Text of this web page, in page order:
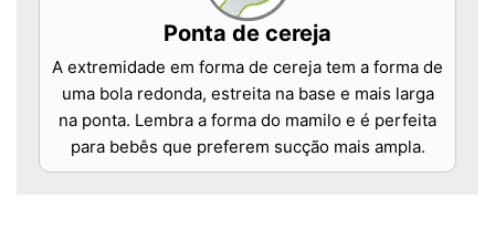
Ponta de cereja
A extremidade em forma de cereja tem a forma de
uma bola redonda, estreita na base e mais larga
na ponta. Lembra a forma do mamilo e é perfeita
para bebês que preferem sucção mais ampla.